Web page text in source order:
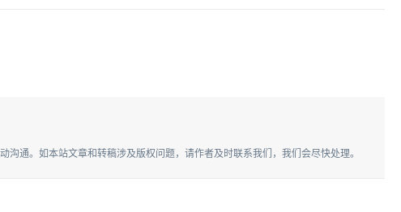
通。如本站文章和转稿涉及版权问题，请作者及时联系我们，我们会尽快处理。